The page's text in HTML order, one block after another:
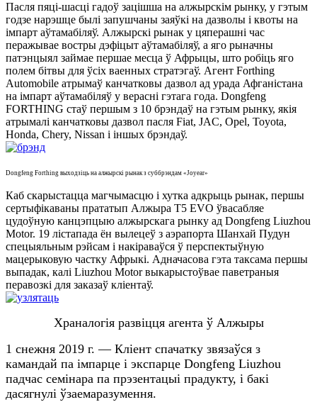
Пасля пяці-шасці гадоў зацішша на алжырскім рынку, у гэтым
годзе нарэшце былі запушчаны заяўкі на дазволы і квоты на
імпарт аўтамабіляў. Алжырскі рынак у цяперашні час
перажывае востры дэфіцыт аўтамабіляў, а яго рыначны
патэнцыял займае першае месца ў Афрыцы, што робіць яго
полем бітвы для ўсіх ваенных стратэгаў. Агент Forthing
Automobile атрымаў канчатковы дазвол ад урада Афганістана
на імпарт аўтамабіляў у верасні гэтага года. Dongfeng
FORTHING стаў першым з 10 брэндаў на гэтым рынку, якія
атрымалі канчатковы дазвол пасля Fiat, JAC, Opel, Toyota,
Honda, Chery, Nissan і іншых брэндаў.
Dongfeng Forthing выходзіць на алжырскі рынак з суббрэндам «Joyear»
Каб скарыстацца магчымасцю і хутка адкрыць рынак, першы
сертыфікаваны прататып Алжыра T5 EVO ўвасабляе
цудоўную канцэпцыю алжырскага рынку ад Dongfeng Liuzhou
Motor. 19 лістапада ён вылецеў з аэрапорта Шанхай Пудун
спецыяльным рэйсам і накіраваўся ў перспектыўную
мацерыковую частку Афрыкі. Адначасова гэта таксама першы
выпадак, калі Liuzhou Motor выкарыстоўвае паветраныя
перавозкі для заказаў кліентаў.
Храналогія развіцця агента ў Алжыры
1 снежня 2019 г. — Кліент спачатку звязаўся з
камандай па імпарце і экспарце Dongfeng Liuzhou
падчас семінара па прэзентацыі прадукту, і бакі
дасягнулі ўзаемаразумення.